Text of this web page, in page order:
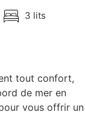
3 lits
tout confort,
de mer en
vous offrir un